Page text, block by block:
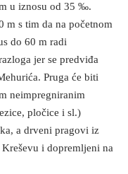
u iznosu od 35 ‰.
m s tim da na početnom
do 60 m radi
jer se predviđa
Pruga će biti
neimpregniranim
pločice i sl.)
a drveni pragovi iz
i dopremljeni na